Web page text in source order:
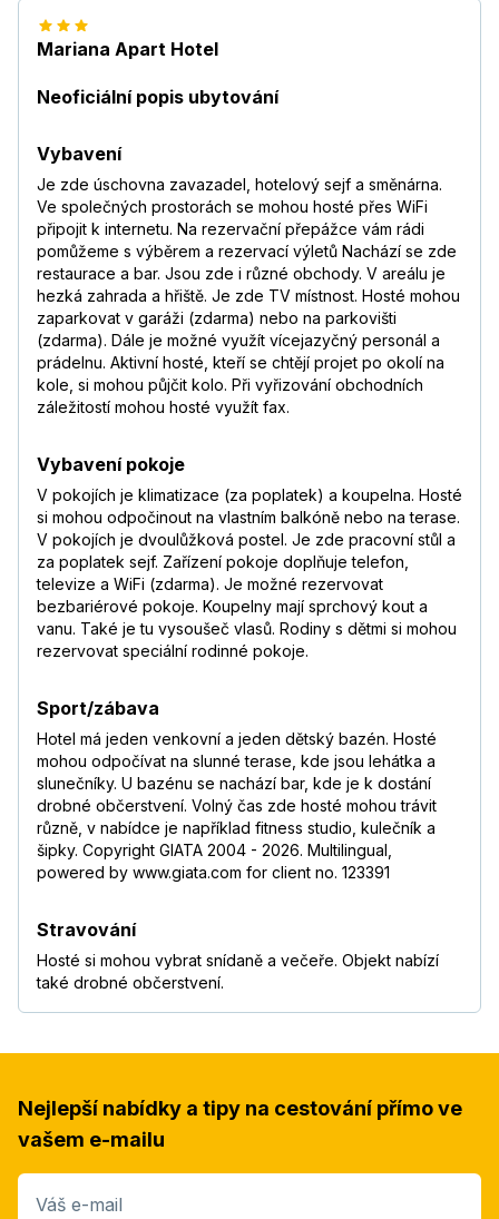
Mariana Apart Hotel
Neoficiální popis ubytování
Vybavení
Je zde úschovna zavazadel, hotelový sejf a směnárna.
Ve společných prostorách se mohou hosté přes WiFi
připojit k internetu. Na rezervační přepážce vám rádi
pomůžeme s výběrem a rezervací výletů Nachází se zde
restaurace a bar. Jsou zde i různé obchody. V areálu je
hezká zahrada a hřiště. Je zde TV místnost. Hosté mohou
zaparkovat v garáži (zdarma) nebo na parkovišti
(zdarma). Dále je možné využít vícejazyčný personál a
prádelnu. Aktivní hosté, kteří se chtějí projet po okolí na
kole, si mohou půjčit kolo. Při vyřizování obchodních
záležitostí mohou hosté využít fax.
Vybavení pokoje
V pokojích je klimatizace (za poplatek) a koupelna. Hosté
si mohou odpočinout na vlastním balkóně nebo na terase.
V pokojích je dvoulůžková postel. Je zde pracovní stůl a
za poplatek sejf. Zařízení pokoje doplňuje telefon,
televize a WiFi (zdarma). Je možné rezervovat
bezbariérové pokoje. Koupelny mají sprchový kout a
vanu. Také je tu vysoušeč vlasů. Rodiny s dětmi si mohou
rezervovat speciální rodinné pokoje.
Sport/zábava
Hotel má jeden venkovní a jeden dětský bazén. Hosté
mohou odpočívat na slunné terase, kde jsou lehátka a
slunečníky. U bazénu se nachází bar, kde je k dostání
drobné občerstvení. Volný čas zde hosté mohou trávit
různě, v nabídce je například fitness studio, kulečník a
šipky. Copyright GIATA 2004 - 2026. Multilingual,
powered by www.giata.com for client no. 123391
Stravování
Hosté si mohou vybrat snídaně a večeře. Objekt nabízí
také drobné občerstvení.
Nejlepší nabídky a tipy na cestování přímo ve
vašem e-mailu
Váš e-mail